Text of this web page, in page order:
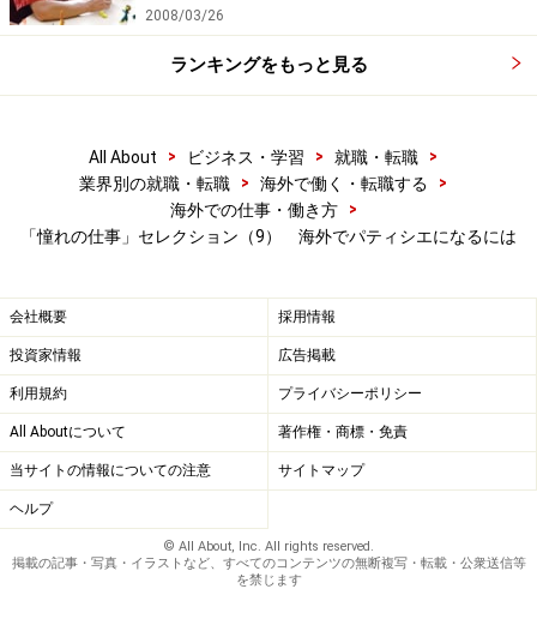
2008/03/26
ランキングをもっと見る
All About > ビジネス・学習 > 就職・転職
>
業界別の就職・転職
> 海外で働く・転職する
>
海外での仕事・働き方
>
「憧れの仕事」セレクション（9） 海外でパティシエになるには
会社概要 採用情報
投資家情報 広告掲載
利用規約 プライバシーポリシー
All Aboutについて 著作権・商標・免責
当サイトの情報についての注意 サイトマップ
ヘルプ
© All About, Inc. All rights reserved.
掲載の記事・写真・イラストなど、すべてのコンテンツの無断複写・転載・公衆送信等
を禁じます